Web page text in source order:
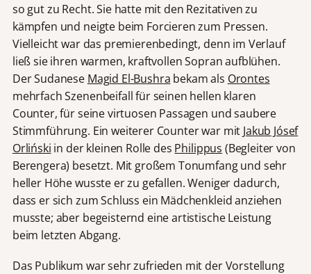
so gut zu Recht. Sie hatte mit den Rezitativen zu
kämpfen und neigte beim Forcieren zum Pressen.
Vielleicht war das premierenbedingt, denn im Verlauf
ließ sie ihren warmen, kraftvollen Sopran aufblühen.
Der Sudanese Magid El-Bushra bekam als Orontes
mehrfach Szenenbeifall für seinen hellen klaren
Counter, für seine virtuosen Passagen und saubere
Stimmführung. Ein weiterer Counter war mit Jakub Jósef
Orliński in der kleinen Rolle des Philippus (Begleiter von
Berengera) besetzt. Mit großem Tonumfang und sehr
heller Höhe wusste er zu gefallen. Weniger dadurch,
dass er sich zum Schluss ein Mädchenkleid anziehen
musste; aber begeisternd eine artistische Leistung
beim letzten Abgang.
Das Publikum war sehr zufrieden mit der Vorstellung